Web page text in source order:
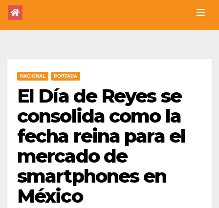
NACIONAL PORTADA
El Día de Reyes se
consolida como la
fecha reina para el
mercado de
smartphones en
México